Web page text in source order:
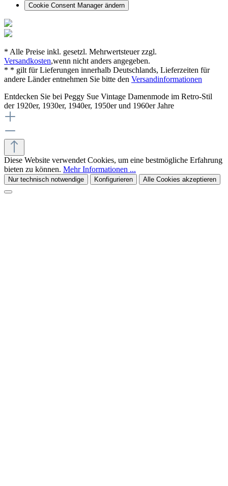
Cookie Consent Manager ändern
* Alle Preise inkl. gesetzl. Mehrwertsteuer zzgl.
Versandkosten,wenn nicht anders angegeben.
* * gilt für Lieferungen innerhalb Deutschlands, Lieferzeiten für
andere Länder entnehmen Sie bitte den Versandinformationen
Entdecken Sie bei Peggy Sue Vintage Damenmode im Retro-Stil
der 1920er, 1930er, 1940er, 1950er und 1960er Jahre
Diese Website verwendet Cookies, um eine bestmögliche Erfahrung
bieten zu können. Mehr Informationen ...
Nur technisch notwendige Konfigurieren Alle Cookies akzeptieren